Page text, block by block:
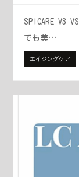
SPICARE V3
でも美…
エイジングケア